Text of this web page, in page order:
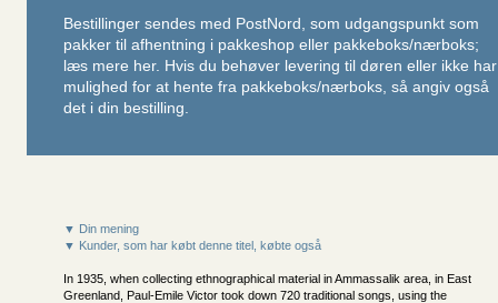
Bestillinger sendes med PostNord, som udgangspunkt som
pakker til afhentning i pakkeshop eller pakkeboks/nærboks;
læs mere her. Hvis du behøver levering til døren eller ikke har
mulighed for at hente fra pakkeboks/nærboks, så angiv også
det i din bestilling.
▼ Din mening
▼ Kunder, som har købt denne titel, købte også
In 1935, when collecting ethnographical material in Ammassalik area, in East
Greenland, Paul-Emile Victor took down 720 traditional songs, using the